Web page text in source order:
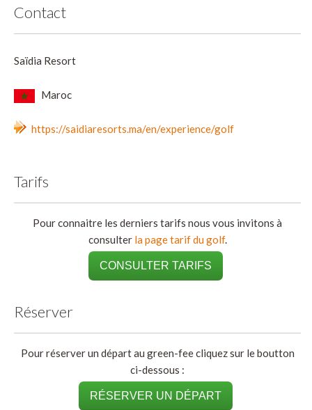
Contact
Saïdia Resort
Maroc
https://saidiaresorts.ma/en/experience/golf
Tarifs
Pour connaitre les derniers tarifs nous vous invitons à
consulter la page tarif du golf.
CONSULTER TARIFS
Réserver
Pour réserver un départ au green-fee cliquez sur le boutton
ci-dessous :
RÉSERVER UN DÉPART